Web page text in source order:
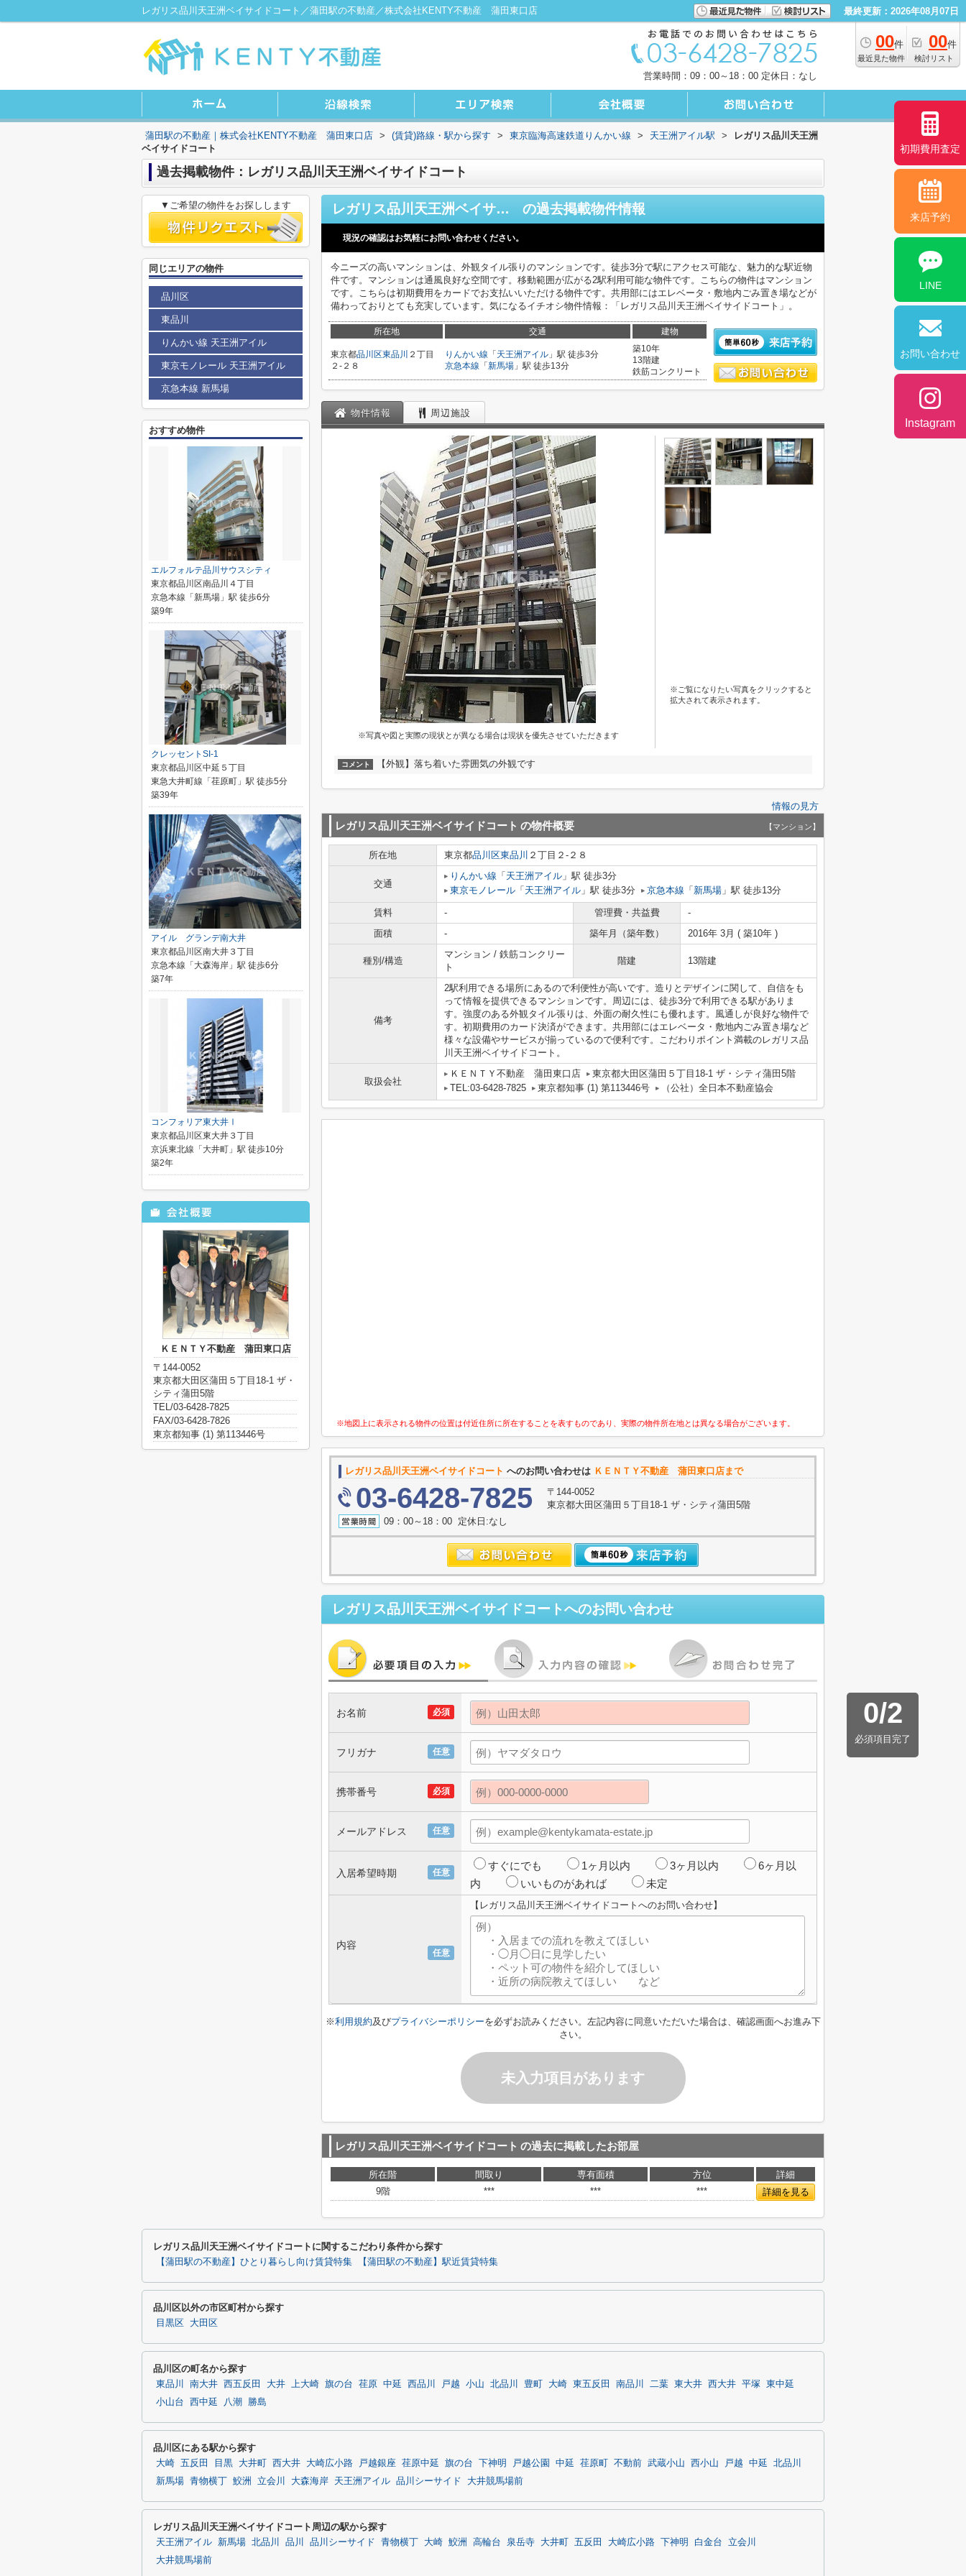
レガリス品川天王洲ベイサイドコート／蒲田駅の不動産／株式会社KENTY不動産 蒲田東口店 最終更新：2026年08月07日
00件
最近見た物件
00件
検討リスト
営業時間：09：00～18：00 定休日：なし
蒲田駅の不動産｜株式会社KENTY不動産 蒲田東口店 > (賃貸)路線・駅から探す > 東京臨海高速鉄道りんかい線 > 天王洲アイル駅 >
レガリス品川天王洲
ベイサイドコート
過去掲載物件：レガリス品川天王洲ベイサイドコート
レガリス品川天王洲ベイサイドコート の過去掲載物件情報
現況の確認はお気軽にお問い合わせください。
今ニーズの高いマンションは、外観タイル張りのマンションです。徒歩3分で駅にアクセス可能な、魅力的な駅近物
件です。マンションは通風良好な空間です。移動範囲が広がる2駅利用可能な物件です。こちらの物件はマンション
です。こちらは初期費用をカードでお支払いいただける物件です。共用部にはエレベータ・敷地内ごみ置き場などが
備わっておりとても充実しています。気になるイチオシ物件情報：「レガリス品川天王洲ベイサイドコート」。
所在地 交通 建物
東京都品川区東品川 ２丁目
２-２８
りんかい線 「 天王洲アイル 」駅 徒歩3分
京急本線 「 新馬場 」駅 徒歩13分
築10年
13階建
鉄筋コンクリート
物件情報 周辺施設
※写真や図と実際の現状とが異なる場合は現状を優先させていただきます
※ご覧になりたい写真をクリックすると
拡大されて表示されます。
コメント 【外観】落ち着いた雰囲気の外観です
情報の見方
レガリス品川天王洲ベイサイドコート の物件概要 【マンション】
所在地 東京都品川区東品川 ２丁目２-２８
交通
りんかい線 「 天王洲アイル 」駅 徒歩3分
東京モノレール 「 天王洲アイル 」駅 徒歩3分 京急本線 「 新馬場 」駅 徒歩13分
賃料 - 管理費・共益費
-
面積
- 築年月（築年数） 2016年 3月 ( 築10年 )
種別/構造
マンション / 鉄筋コンクリー
ト
階建 13階建
備考
2駅利用できる場所にあるので利便性が高いです。造りとデザインに関して、自信をも
って情報を提供できるマンションです。周辺には、徒歩3分で利用できる駅がありま
す。強度のある外観タイル張りは、外面の耐久性にも優れます。風通しが良好な物件で
す。初期費用のカード決済ができます。共用部にはエレベータ・敷地内ごみ置き場など
様々な設備やサービスが揃っているので便利です。こだわりポイント満載のレガリス品
川天王洲ベイサイドコート。
取扱会社
ＫＥＮＴＹ不動産 蒲田東口店
東京都大田区蒲田５丁目18-1 ザ・シティ蒲田5階
TEL:03-6428-7825
東京都知事 (1) 第113446号 （公社）全日本不動産協会
※地図上に表示される物件の位置は付近住所に所在することを表すものであり、実際の物件所在地とは異なる場合がございます。
レガリス品川天王洲ベイサイドコート へのお問い合わせは ＫＥＮＴＹ不動産 蒲田東口店まで
03-6428-7825
〒144-0052
東京都大田区蒲田５丁目18-1 ザ・シティ蒲田5階
09：00～18：00 定休日:なし
レガリス品川天王洲ベイサイドコートへのお問い合わせ
0/2
必須項目完了
必須
お名前
任意
フリガナ
必須
携帯番号
任意
メールアドレス
任意
入居希望時期
すぐにでも 1ヶ月以内 3ヶ月以内
6ヶ月以
内
いいものがあれば 未定
任意
内容
【レガリス品川天王洲ベイサイドコートへのお問い合わせ】
※利用規約及びプライバシーポリシーを必ずお読みください。左記内容に同意いただいた場合は、確認画面へお進み下
さい。
未入力項目があります
レガリス品川天王洲ベイサイドコート の過去に掲載したお部屋
所在階 間取り 専有面積 方位
詳細
9階
*** *** *** 詳細を見る
▼ご希望の物件をお探しします
同じエリアの物件
品川区
東品川
りんかい線 天王洲アイル
東京モノレール 天王洲アイル
京急本線 新馬場
おすすめ物件
エルフォルテ品川サウスシティ
東京都品川区南品川４丁目
京急本線「新馬場」駅 徒歩6分
築9年
クレッセントSI-1
東京都品川区中延５丁目
東急大井町線「荏原町」駅 徒歩5分
築39年
アイル グランデ南大井
東京都品川区南大井３丁目
京急本線「大森海岸」駅 徒歩6分
築7年
コンフォリア東大井Ⅰ
東京都品川区東大井３丁目
京浜東北線「大井町」駅 徒歩10分
築2年
ＫＥＮＴＹ不動産 蒲田東口店
〒144-0052
東京都大田区蒲田５丁目18-1 ザ・
シティ蒲田5階
TEL/03-6428-7825
FAX/03-6428-7826
東京都知事 (1) 第113446号
レガリス品川天王洲ベイサイドコートに関するこだわり条件から探す
【蒲田駅の不動産】ひとり暮らし向け賃貸特集 【蒲田駅の不動産】駅近賃貸特集
品川区以外の市区町村から探す
目黒区 大田区
品川区の町名から探す
東品川 南大井 西五反田 大井 上大崎 旗の台 荏原 中延 西品川 戸越 小山 北品川 豊町 大崎 東五反田 南品川 二葉 東大井 西大井 平塚 東中延
小山台
西中延 八潮 勝島
品川区にある駅から探す
大崎 五反田 目黒 大井町 西大井 大崎広小路 戸越銀座 荏原中延 旗の台 下神明 戸越公園 中延 荏原町 不動前 武蔵小山 西小山 戸越 中延
北品川
新馬場 青物横丁 鮫洲 立会川 大森海岸 天王洲アイル 品川シーサイド 大井競馬場前
レガリス品川天王洲ベイサイドコート周辺の駅から探す
天王洲アイル 新馬場 北品川 品川 品川シーサイド 青物横丁 大崎 鮫洲 高輪台 泉岳寺 大井町 五反田 大崎広小路 下神明 白金台
立会川
大井競馬場前
初期費用査定
来店予約
LINE
お問い合わせ
Instagram